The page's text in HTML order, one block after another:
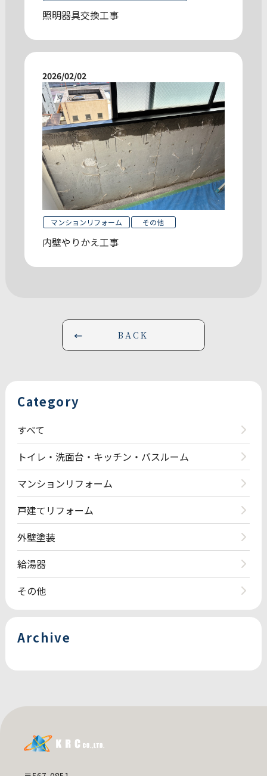
照明器具交換工事
2026/02/02
マンションリフォーム その他
内壁やりかえ工事
BACK
Category
すべて
トイレ・洗面台・キッチン・バスルーム
マンションリフォーム
戸建てリフォーム
外壁塗装
給湯器
その他
Archive